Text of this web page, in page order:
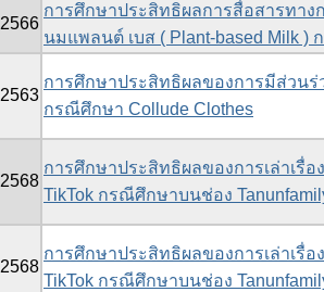
2566
การศึกษาประสิทธิผลการสื่อสารทาง
นมแพลนต์ เบส ( Plant-based Milk )
2563
การศึกษาประสิทธิผลของการมีส่วน
กรณีศึกษา Collude Clothes
2568
การศึกษาประสิทธิผลของการเล่าเรื่
TikTok กรณีศึกษาบนช่อง
2568
การศึกษาประสิทธิผลของการเล่าเรื่
TikTok กรณีศึกษาบนช่อง